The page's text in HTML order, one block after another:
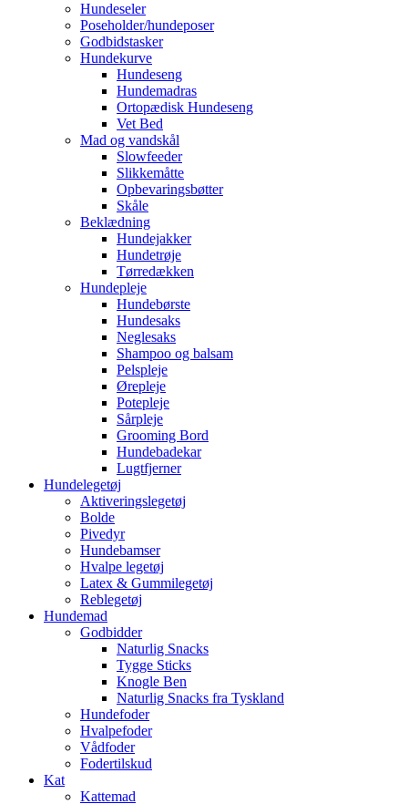
Hundeseler
Poseholder/hundeposer
Godbidstasker
Hundekurve
Hundeseng
Hundemadras
Ortopædisk Hundeseng
Vet Bed
Mad og vandskål
Slowfeeder
Slikkemåtte
Opbevaringsbøtter
Skåle
Beklædning
Hundejakker
Hundetrøje
Tørredækken
Hundepleje
Hundebørste
Hundesaks
Neglesaks
Shampoo og balsam
Pelspleje
Ørepleje
Potepleje
Sårpleje
Grooming Bord
Hundebadekar
Lugtfjerner
Hundelegetøj
Aktiveringslegetøj
Bolde
Pivedyr
Hundebamser
Hvalpe legetøj
Latex & Gummilegetøj
Reblegetøj
Hundemad
Godbidder
Naturlig Snacks
Tygge Sticks
Knogle Ben
Naturlig Snacks fra Tyskland
Hundefoder
Hvalpefoder
Vådfoder
Fodertilskud
Kat
Kattemad